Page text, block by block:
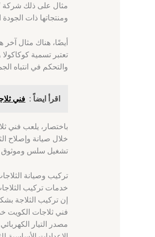
مثال على ذلك شركة
ومنتجاتها ذات الجودة
أيضًا، هناك مثال
تعتبر تسمية
والتحكم في انتباه
اقرأ ايضاً : فني ثلاجات الكويت
باختصار، يلعب فني
خلال صيانة وإصلاح
تشغيل سلس وموثوق
تركيب وصيانة
خدمات تركيب
إن تركيب الثلاجة
فني ثلاجات الكويت
مصدر التيار